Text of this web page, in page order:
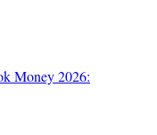
Money 2026: